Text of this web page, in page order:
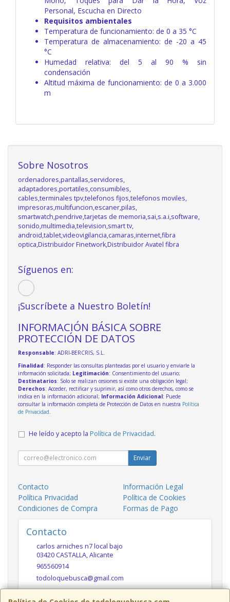
Personal, Escucha en Directo
Requisitos ambientales
Temperatura de funcionamiento: de 0 a 35 °C
Temperatura de almacenamiento: de -20 a 45
°C
Humedad relativa: del 5 al 90 % sin
condensación
Altitud máxima de funcionamiento: de 0 a 3.000
m
Sobre Nosotros
ordenadores,pantallas,servidores,
adaptadores,portatiles,consumibles,
cables,terminales tpv,telefonos fijos,telefonos moviles,
impresoras,multifuncion,escaner,pilas,
smartwatch,pendrive,tarjetas de memoria,sai,s.a.i,software,
sonido,multimedia,television,smart tv,
android,tablet,videovigilancia,camaras,internet,fibra
optica,Distribuidor Finetwork,Distribuidor Avatel fibra
Síguenos en:
¡Suscríbete a Nuestro Boletín!
INFORMACIÓN BÁSICA SOBRE
PROTECCIÓN DE DATOS
Responsable: ADRI-BERCRIS, S.L.
Finalidad: Responder las consultas planteadas por el usuario y enviarle la
información solicitada; Legitimación: Consentimiento del usuario;
Destinatarios: Solo se realizan cesiones si existe una obligación legal;
Derechos: Acceder, rectificar y suprimir, así como otros derechos, como se
indica en la información adicional; Información Adicional: Puede
consultar la información completa de Protección de Datos en nuestra Política
de Privacidad
He leído y acepto la Política de Privacidad.
Enviar
Contacto
Información Legal
Política Privacidad
Política de Cookies
Condiciones de Compra
Formas de Pago
Contacto
carlos arniches n7 local bajo
03420 CASTALLA,Alicante
965560914
todoloquebusca@gmail.com